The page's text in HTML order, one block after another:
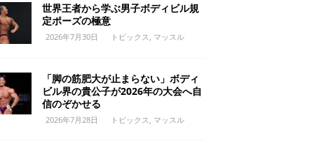
世界王者から学ぶ男子ボディビル規
定ポーズの極意
2026年7月30日 トピックス マッスル
「脚の筋肥大が止まらない」ボディ
ビル界の貴公子が2026年の大会へ自
信のぞかせる
2026年7月28日 トピックス マッスル